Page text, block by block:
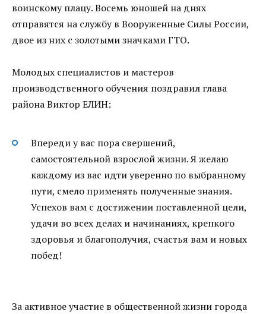
воинскому плацу. Восемь юношей на днях
отправятся на службу в Вооруженные Силы России,
двое из них с золотыми значками ГТО.
Молодых специалистов и мастеров
производственного обучения поздравил глава
района Виктор ЕЛИН:
Впереди у вас пора свершений,
самостоятельной взрослой жизни. Я желаю
каждому из вас идти уверенно по выбранному
пути, смело применять полученные знания.
Успехов вам с достижении поставленной цели,
удачи во всех делах и начинаниях, крепкого
здоровья и благополучия, счастья вам и новых
побед!
За активное участие в общественной жизни города